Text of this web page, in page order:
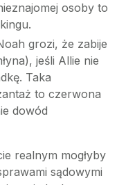
osoby to
grozi, że zabije
jeśli Allie nie
Taka
to czerwona
dowód
realnym mogłyby
sądowymi